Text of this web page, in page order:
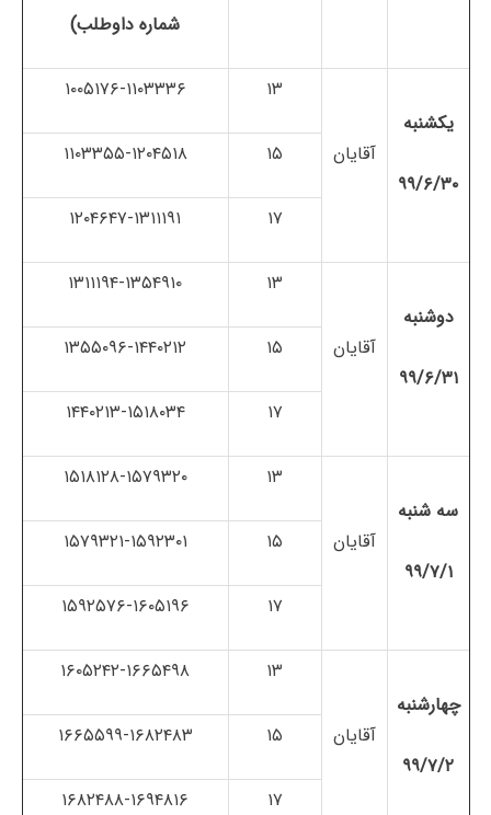
شماره داوطلب)
یکشنبه
۹۹/۶/۳۰
آقایان
۱۳ ۱۰۰۵۱۷۶-۱۱۰۳۳۳۶
۱۵ ۱۱۰۳۳۵۵-۱۲۰۴۵۱۸
۱۷ ۱۲۰۴۶۴۷-۱۳۱۱۱۹۱
دوشنبه
۹۹/۶/۳۱
آقایان
۱۳ ۱۳۱۱۱۹۴-۱۳۵۴۹۱۰
۱۵ ۱۳۵۵۰۹۶-۱۴۴۰۲۱۲
۱۷ ۱۴۴۰۲۱۳-۱۵۱۸۰۳۴
سه شنبه
۹۹/۷/۱
آقایان
۱۳ ۱۵۱۸۱۲۸-۱۵۷۹۳۲۰
۱۵ ۱۵۷۹۳۲۱-۱۵۹۲۳۰۱
۱۷ ۱۵۹۲۵۷۶-۱۶۰۵۱۹۶
چهارشنبه
۹۹/۷/۲
آقایان
۱۳ ۱۶۰۵۲۴۲-۱۶۶۵۴۹۸
۱۵ ۱۶۶۵۵۹۹-۱۶۸۲۴۸۳
۱۷ ۱۶۸۲۴۸۸-۱۶۹۴۸۱۶